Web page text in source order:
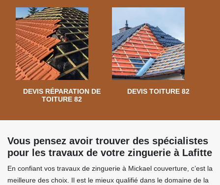
DEVIS RÉPARATION DE
TOITURE 82
DEVIS TOITURE 82
Vous pensez avoir trouver des spécialistes
pour les travaux de votre zinguerie à Lafitte
En confiant vos travaux de zinguerie à Mickael couverture, c’est la
meilleure des choix. Il est le mieux qualifié dans le domaine de la